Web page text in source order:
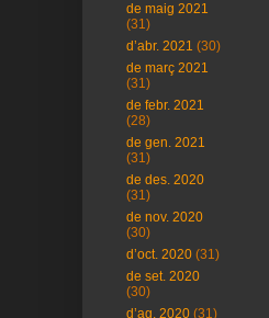
de maig 2021
(31)
d’abr. 2021 (30)
de març 2021
(31)
de febr. 2021
(28)
de gen. 2021
(31)
de des. 2020
(31)
de nov. 2020
(30)
d’oct. 2020 (31)
de set. 2020
(30)
d’ag. 2020 (31)